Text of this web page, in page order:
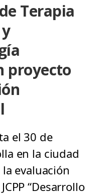
Terapia
proyecto
el 30 de
en la ciudad
la evaluación
“Desarrollo